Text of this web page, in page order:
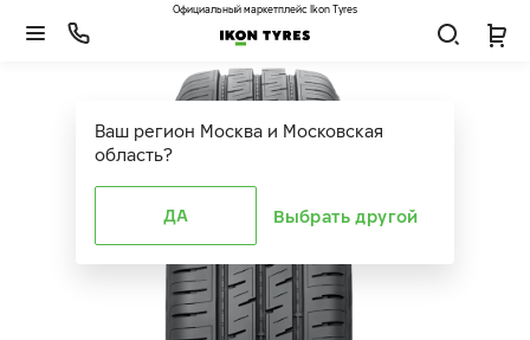
Ваш регион Москва и Московская
область?
ДА Выбрать другой
Официальный маркетплейс Ikon Tyres